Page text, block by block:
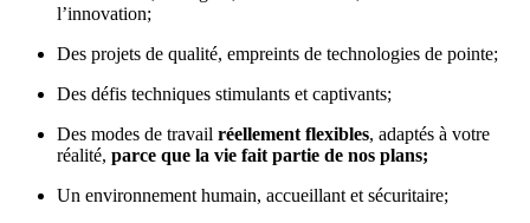
l’innovation;
Des projets de qualité, empreints de technologies de pointe;
Des défis techniques stimulants et captivants;
Des modes de travail réellement flexibles, adaptés à votre
réalité, parce que la vie fait partie de nos plans;
Un environnement humain, accueillant et sécuritaire;